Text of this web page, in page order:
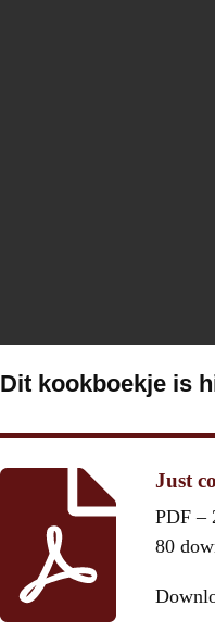
Dit kookboekje is
Just
PDF –
80